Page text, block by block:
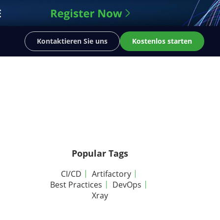
Kontaktieren Sie uns Kostenlos starten
Popular Tags
CI/CD
Artifactory
Best Practices
DevOps
Xray